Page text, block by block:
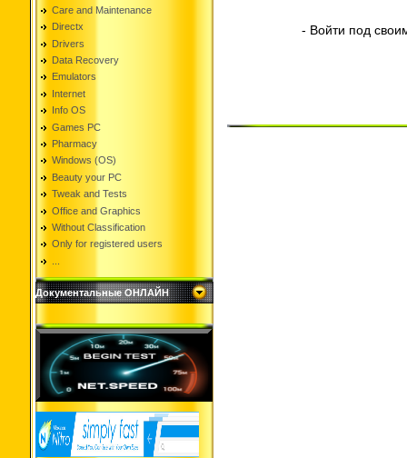
Care and Maintenance
Directx
Drivers
Data Recovery
Emulators
Internet
Info OS
Games PC
Pharmacy
Windows (OS)
Beauty your PC
Tweak and Tests
Office and Graphics
Without Classification
Only for registered users
Документальные ОНЛАЙН
- Войти под